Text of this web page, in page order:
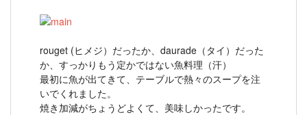
rouget (ヒメジ）だったか、daurade（タイ）だった
か、すっかりもう定かではない魚料理（汗）
最初に魚が出てきて、テーブルで熱々のスープを注
いでくれました。
焼き加減がちょうどよくて、美味しかったです。